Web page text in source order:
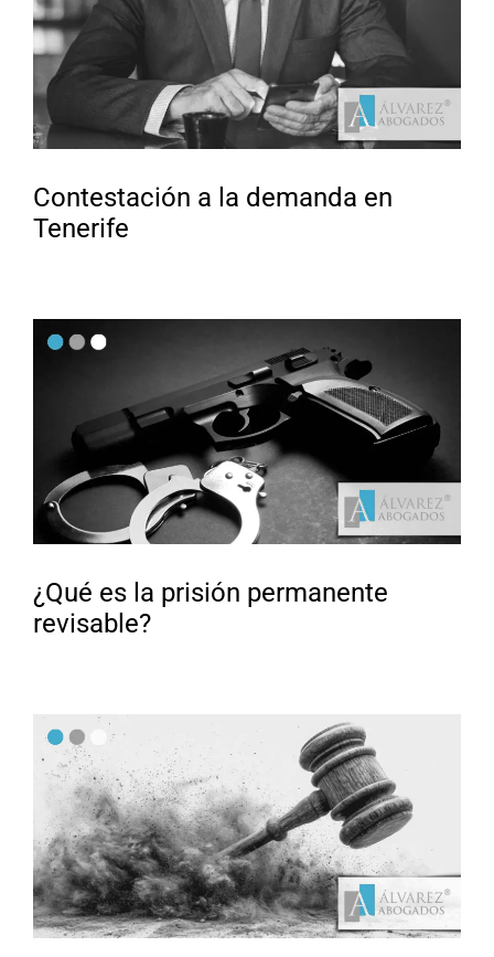
Contestación a la demanda en
Tenerife
¿Qué es la prisión permanente
revisable?